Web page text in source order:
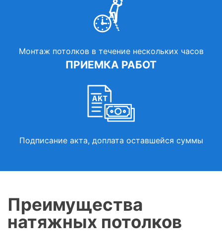
Монтаж потолков в течение нескольких часов
ПРИЕМКА РАБОТ
Подписание акта, доплата оставшейся суммы
Преимущества
натяжных потолков